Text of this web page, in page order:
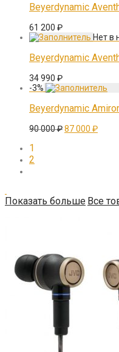
Beyerdynamic
61 200 ₽
Beyerdynamic
34 990 ₽
-3%
Beyerdynamic
90 000₽87 000 ₽
1
2
Показать больше Все